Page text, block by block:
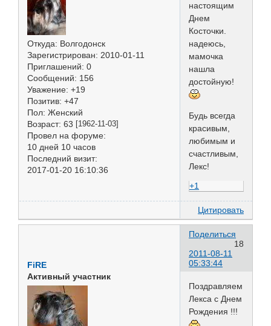
Откуда: Волгодонск
Зарегистрирован: 2010-01-11
Приглашений: 0
Сообщений: 156
Уважение: +19
Позитив: +47
Пол: Женский
Возраст: 63 [1962-11-03]
Провел на форуме:
10 дней 10 часов
Последний визит:
2017-01-20 16:10:36
настоящим
Днем
Косточки.
надеюсь,
мамочка
нашла
достойную!
Будь всегда
красивым,
любимым и
счастливым,
Лекс!
+1
Цитировать
Поделиться
18
2011-08-11
05:33:44
FiRE
Активный участник
Поздравляем
Лекса с Днем
Рождения !!!